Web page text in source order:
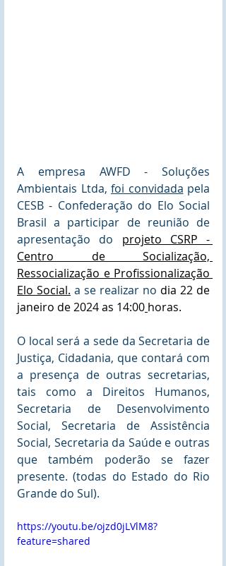
A empresa AWFD - Soluções
Ambientais Ltda, foi convidada pela
CESB - Confederação do Elo Social
Brasil a participar de reunião de
apresentação do projeto CSRP -
Centro de Socialização,
Ressocialização e Profissionalização
Elo Social. a se realizar no dia 22 de
janeiro de 2024 as 14:00 horas.
O local será a sede da Secretaria de
Justiça, Cidadania, que contará com
a presença de outras secretarias,
tais como a Direitos Humanos,
Secretaria de Desenvolvimento
Social, Secretaria de Assistência
Social, Secretaria da Saúde e outras
que também poderão se fazer
presente. (todas do Estado do Rio
Grande do Sul).
https://youtu.be/ojzd0jLVlM8?
feature=shared